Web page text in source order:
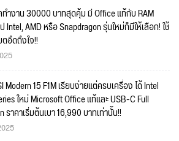
ทำงาน 30000 บาทสุดคุ้ม มี Office แท้กับ RAM
Intel, AMD หรือ Snapdragon รุ่นใหม่ก็มีให้เลือก! ใช้
อึดถึงใจ!!
Modern 15 F1M เรียบง่ายแต่ครบเครื่อง ได้ Intel
ใหม่ Microsoft Office แท้และ USB-C Full
ราคาเริ่มต้นเบา 16,990 บาทเท่านั้น!!